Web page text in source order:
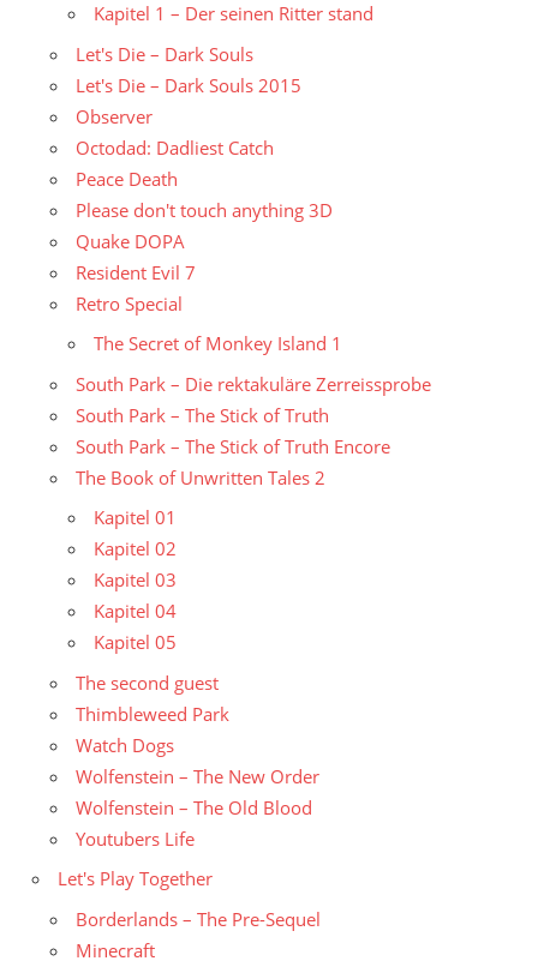
Kapitel 1 – Der seinen Ritter stand
Let's Die – Dark Souls
Let's Die – Dark Souls 2015
Observer
Octodad: Dadliest Catch
Peace Death
Please don't touch anything 3D
Quake DOPA
Resident Evil 7
Retro Special
The Secret of Monkey Island 1
South Park – Die rektakuläre Zerreissprobe
South Park – The Stick of Truth
South Park – The Stick of Truth Encore
The Book of Unwritten Tales 2
Kapitel 01
Kapitel 02
Kapitel 03
Kapitel 04
Kapitel 05
The second guest
Thimbleweed Park
Watch Dogs
Wolfenstein – The New Order
Wolfenstein – The Old Blood
Youtubers Life
Let's Play Together
Borderlands – The Pre-Sequel
Minecraft